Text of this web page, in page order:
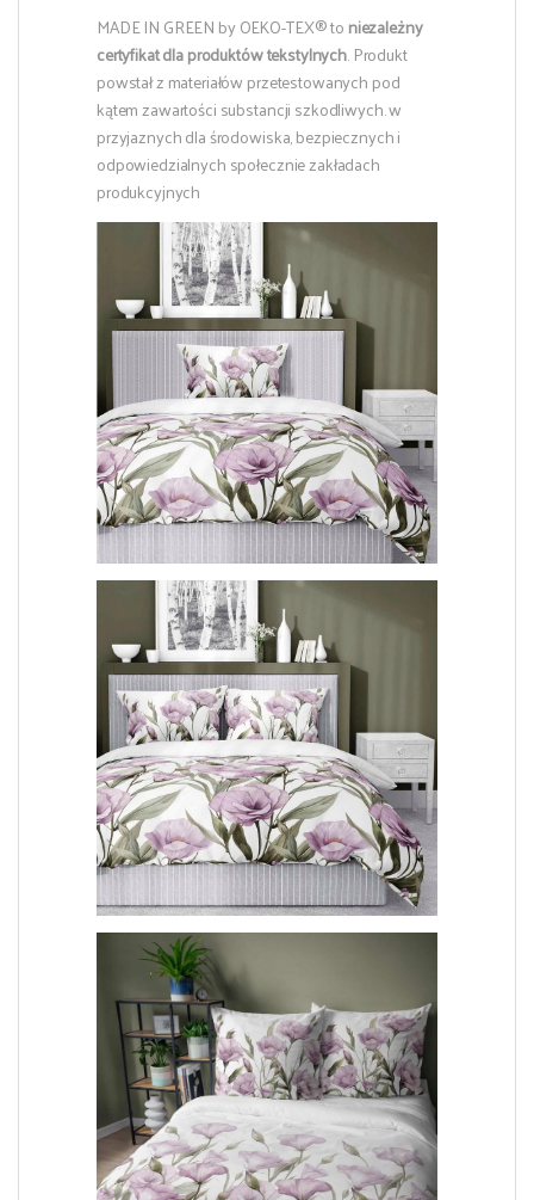
MADE IN GREEN by OEKO-TEX® to niezależny
certyfikat dla produktów tekstylnych. Produkt
powstał z materiałów przetestowanych pod
kątem zawartości substancji szkodliwych. w
przyjaznych dla środowiska, bezpiecznych i
odpowiedzialnych społecznie zakładach
produkcyjnych